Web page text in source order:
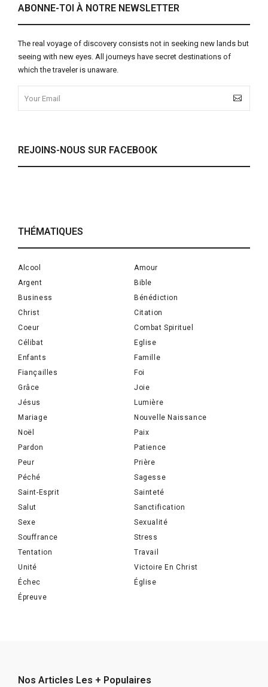
ABONNE-TOI À NOTRE NEWSLETTER
The real voyage of discovery consists not in seeking new lands but
seeing with new eyes. All journeys have secret destinations of
which the traveler is unaware.
REJOINS-NOUS SUR FACEBOOK
THÉMATIQUES
Alcool
Amour
Argent
Bible
Business
Bénédiction
Christ
Citation
Coeur
Combat Spirituel
Célibat
Eglise
Enfants
Famille
Fiançailles
Foi
Grâce
Joie
Jésus
Lumière
Mariage
Nouvelle Naissance
Noël
Paix
Pardon
Patience
Peur
Prière
Péché
Sagesse
Saint-Esprit
Sainteté
Salut
Sanctification
Sexe
Sexualité
Souffrance
Stress
Tentation
Travail
Unité
Victoire En Christ
Échec
Église
Épreuve
Nos Articles Les + Populaires